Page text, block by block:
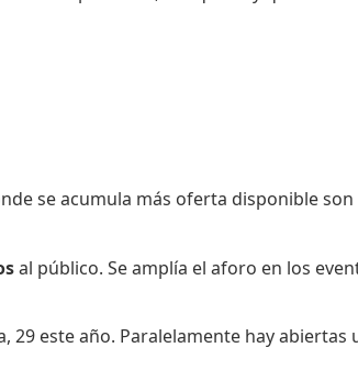
se acumula más oferta disponible son
al público. Se amplía el aforo en los
este año. Paralelamente hay abiertas